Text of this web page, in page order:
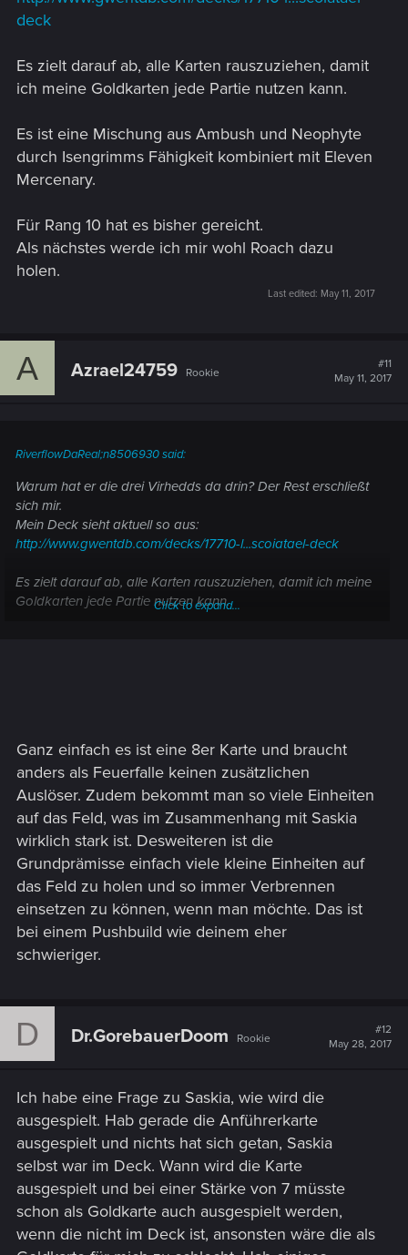
deck
Es zielt darauf ab, alle Karten rauszuziehen, damit
ich meine Goldkarten jede Partie nutzen kann.
Es ist eine Mischung aus Ambush und Neophyte
durch Isengrimms Fähigkeit kombiniert mit Eleven
Mercenary.
Für Rang 10 hat es bisher gereicht.
Als nächstes werde ich mir wohl Roach dazu
holen.
Last edited: May 11, 2017
A Azrael24759 Rookie
#11
May 11, 2017
RiverflowDaReal;n8506930 said:
Warum hat er die drei Virhedds da drin? Der Rest erschließt
sich mir.
Mein Deck sieht aktuell so aus:
http://www.gwentdb.com/decks/17710-l...scoiatael-deck
Es zielt darauf ab, alle Karten rauszuziehen, damit ich meine
Goldkarten jede Partie nutzen kann.
Click to expand...
Ganz einfach es ist eine 8er Karte und braucht
anders als Feuerfalle keinen zusätzlichen
Auslöser. Zudem bekommt man so viele Einheiten
auf das Feld, was im Zusammenhang mit Saskia
wirklich stark ist. Desweiteren ist die
Grundprämisse einfach viele kleine Einheiten auf
das Feld zu holen und so immer Verbrennen
einsetzen zu können, wenn man möchte. Das ist
bei einem Pushbuild wie deinem eher
schwieriger.
D Dr.GorebauerDoom Rookie
#12
May 28, 2017
Ich habe eine Frage zu Saskia, wie wird die
ausgespielt. Hab gerade die Anführerkarte
ausgespielt und nichts hat sich getan, Saskia
selbst war im Deck. Wann wird die Karte
ausgespielt und bei einer Stärke von 7 müsste
schon als Goldkarte auch ausgespielt werden,
wenn die nicht im Deck ist, ansonsten wäre die als